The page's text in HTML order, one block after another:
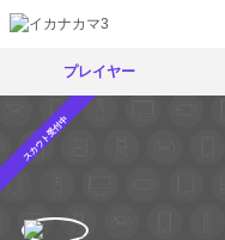
プレイヤー
スカウト受付中